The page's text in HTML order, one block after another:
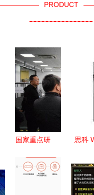
PRODUCT
----------------
国家重点研
目“面向智
思科
换机
析 性